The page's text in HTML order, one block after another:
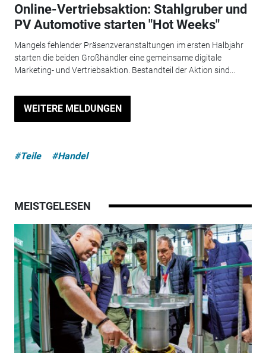
Online-Vertriebsaktion: Stahlgruber und
PV Automotive starten "Hot Weeks"
Mangels fehlender Präsenzveranstaltungen im ersten Halbjahr
starten die beiden Großhändler eine gemeinsame digitale
Marketing- und Vertriebsaktion. Bestandteil der Aktion sind...
WEITERE MELDUNGEN
#Teile #Handel
MEISTGELESEN